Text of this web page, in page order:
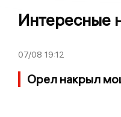
Интересные
07/08 19:12
Орел накрыл